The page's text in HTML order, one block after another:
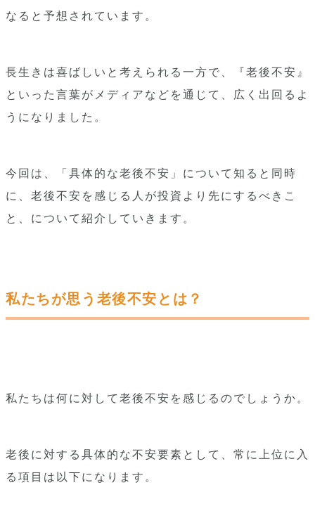
なると予想されています。
長生きは喜ばしいと考えられる一方で、『老後不安』
といった言葉がメディアなどを通じて、広く出回るよ
うになりました。
今回は、「具体的な老後不安」について知ると同時
に、老後不安を感じる人が投資より先にするべきこ
と、について紹介していきます。
私たちが思う老後不安とは？
私たちは何に対して老後不安を感じるのでしょうか。
老後に対する具体的な不安要素として、常に上位に入
る項目は以下になります。